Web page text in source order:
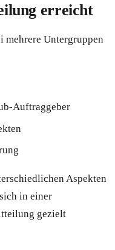
erreicht
mehrere Untergruppen
Auftraggeber
Aspekten
in einer
gezielt